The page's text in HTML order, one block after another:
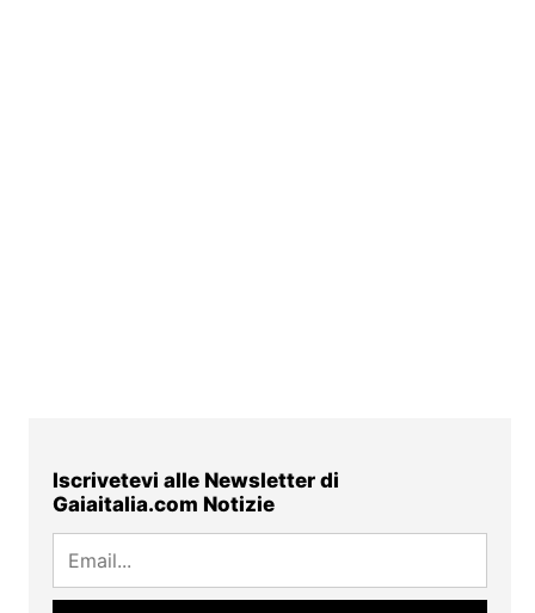
Iscrivetevi alle Newsletter di
Gaiaitalia.com Notizie